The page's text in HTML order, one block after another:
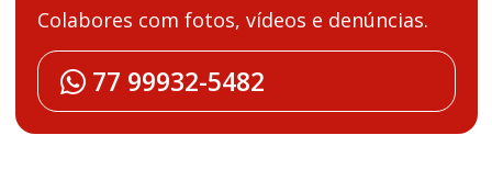
Colabores com fotos, vídeos e denúncias.
77 99932-5482